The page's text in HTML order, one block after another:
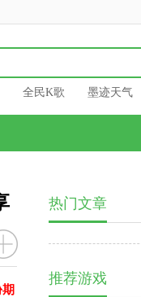
全民K歌 墨迹天气
热门文章
推荐游戏